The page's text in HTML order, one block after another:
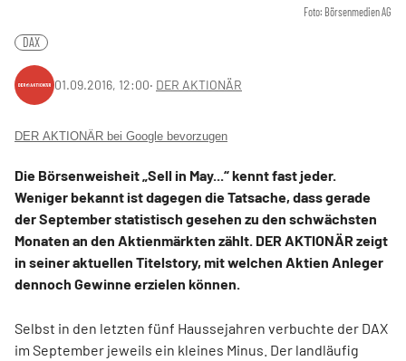
Foto: Börsenmedien AG
DAX
01.09.2016, 12:00‧ DER AKTIONÄR
DER AKTIONÄR bei Google bevorzugen
Die Börsenweisheit „Sell in May...“ kennt fast jeder.
Weniger bekannt ist dagegen die Tatsache, dass gerade
der September statistisch gesehen zu den schwächsten
Monaten an den Aktienmärkten zählt. DER AKTIONÄR zeigt
in seiner aktuellen Titelstory, mit welchen Aktien Anleger
dennoch Gewinne erzielen können.
Selbst in den letzten fünf Haussejahren verbuchte der DAX
im September jeweils ein kleines Minus. Der landläufig